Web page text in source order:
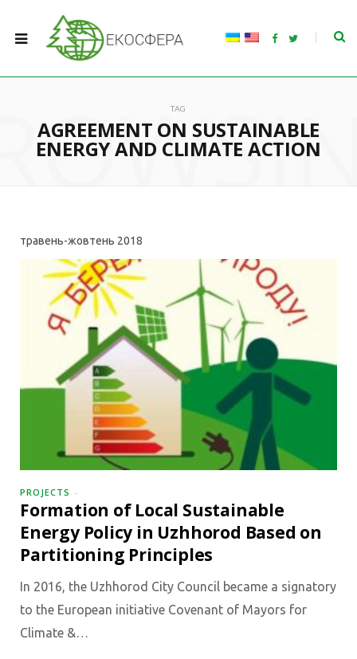
F
b
T
t
TAG
AGREEMENT ON SUSTAINABLE
ENERGY AND CLIMATE ACTION
травень-жовтень 2018
PROJECTS
Formation of Local Sustainable
Energy Policy in Uzhhorod Based on
Partitioning Principles
In 2016, the Uzhhorod City Council became a signatory
to the European initiative Covenant of Mayors for
Climate &…